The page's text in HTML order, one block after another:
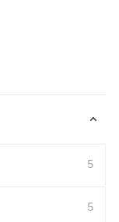
5
5